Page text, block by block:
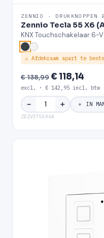
ZENNIO · DRUKKNOPPEN
Zennio Tecla 55 X6
KNX Touchschakelaar 6-V
⚠ Afdekraam apart te
€ 138,99€ 118,14
excl. · € 142,95 incl. btw
− ＋ ＋ IN
ZEZVIT55X6A